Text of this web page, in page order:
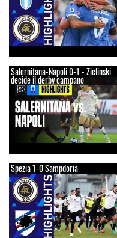
Salernitana-Napoli 0-1 - Zielinski
decide il derby campano
Spezia 1-0 Sampdoria